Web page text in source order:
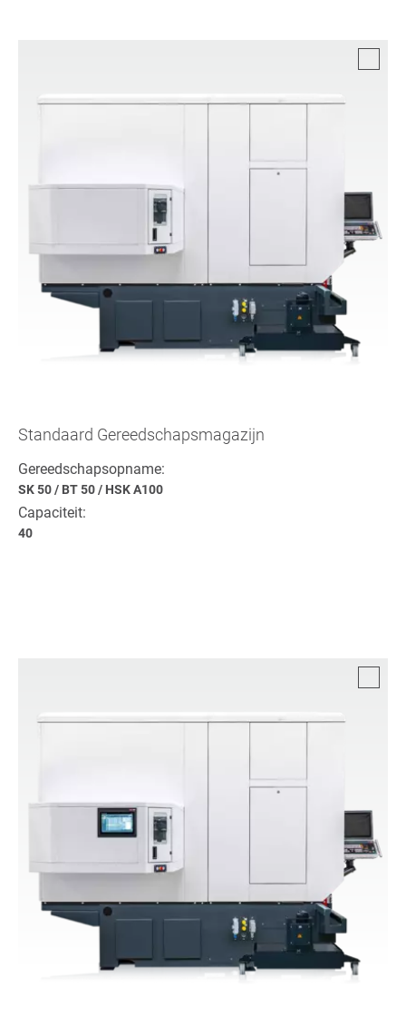
Standaard Gereedschapsmagazijn
Gereedschapsopname:
SK 50/ BT 50/ HSK A100
Capaciteit:
40